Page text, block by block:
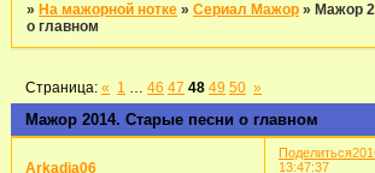
» На мажорной нотке »Сериал Мажор » Мажор
о главном
Мажор 2014. Старые песни о главном
Страница:« 1 46 47 48 49 50 »
Поделиться
13:47:37
Arkadia06